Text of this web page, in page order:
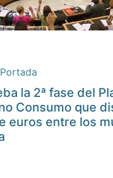
Portada
la 2ª fase del
Consumo que
euros entre los